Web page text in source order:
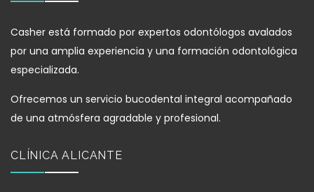
Casher está formado por expertos odontólogos avalados
por una amplia experiencia y una formación odontológica
especializada.
Ofrecemos un servicio bucodental integral acompañado
de una atmósfera agradable y profesional.
CLÍNICA ALICANTE